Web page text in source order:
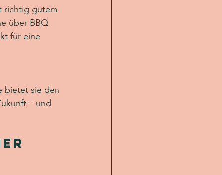
richtig gutem
über BBQ
für eine
bietet sie den
– und